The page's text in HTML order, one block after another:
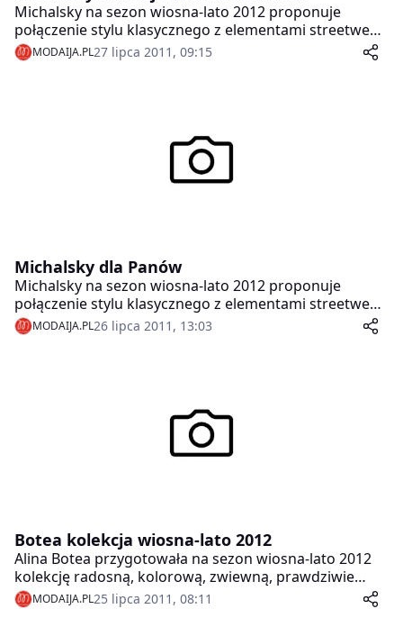
Michalsky na sezon wiosna-lato 2012 proponuje
połączenie stylu klasycznego z elementami streetwear,
a na gorące letnie wakacje – niesamowicie
uwodzicielskie stroje plażowe i kostiumy kąpielowe.
MODAIJA.PL27 lipca 2011, 09:15
Michalsky dla Panów
Michalsky na sezon wiosna-lato 2012 proponuje
połączenie stylu klasycznego z elementami streetwear.
W rezultacie otrzymujemy nowoczesny luksus i
kosmopolityczny wdzięk, dobrze odbierany pod każdą
MODAIJA.PL26 lipca 2011, 13:03
Botea kolekcja wiosna-lato 2012
Alina Botea przygotowała na sezon wiosna-lato 2012
kolekcję radosną, kolorową, zwiewną, prawdziwie
wakacyjną. Widać w niej inspiracje latach 80. XX wieku,
pełnym blasku czarem kobiecości i niczym
MODAIJA.PL25 lipca 2011, 08:11